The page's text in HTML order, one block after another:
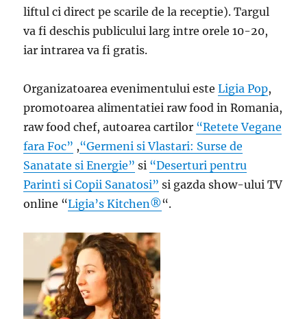
liftul ci direct pe scarile de la receptie). Targul
va fi deschis publicului larg intre orele 10-20,
iar intrarea va fi gratis.
Organizatoarea evenimentului esteLigia Pop,
promotoarea alimentatiei raw food in Romania,
raw food chef, autoarea cartilor “Retete Vegane
fara Foc” ,“Germeni si Vlastari: Surse de
Sanatate si Energie” si “Deserturi pentru
Parinti si Copii Sanatosi” si gazda show-ului TV
online “Ligia’s Kitchen®“.